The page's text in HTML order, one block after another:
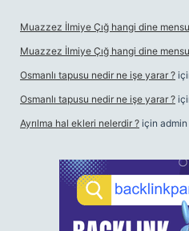
Muazzez İlmiye Çığ hangi dine
Muazzez İlmiye Çığ hangi dine
Osmanlı tapusu nedir ne işe yarar ?
Osmanlı tapusu nedir ne işe yarar ?
Ayrılma hal ekleri nelerdir ? için admin